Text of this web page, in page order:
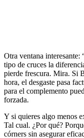
Otra ventana interesante:
tipo de cruces la
pierde frescura. Mira. Si
hora, el desgaste pasa
para el complemento
forzada.
Y si quieres algo menos
Tal cual. ¿Por qué?
córners sin asegurar